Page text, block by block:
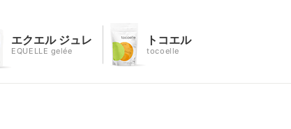
エクエル ジュレ
EQUELLE gelée
トコエル
tocoelle